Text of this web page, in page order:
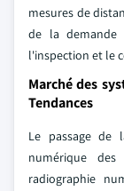
mesures de
de la demande
l'inspection et le
Marché des
Tendances
Le passage de
numérique
radiographie